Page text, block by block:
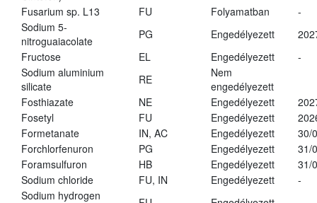
Fusarium sp. L13
FU Folyamatban
-
Sodium 5-
nitroguaiacolate
PG Engedélyezett
Fructose
EL Engedélyezett
-
Sodium aluminium
silicate
RE
Nem
engedélyezett
Fosthiazate
NE Engedélyezett
Fosetyl
FU Engedélyezett
Formetanate
IN, AC Engedélyezett
30/
Forchlorfenuron
PG Engedélyezett
31/
Foramsulfuron
HB Engedélyezett
31/
Sodium chloride
FU, IN Engedélyezett
-
Sodium hydrogen